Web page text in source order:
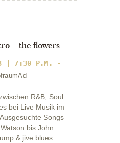
– the flowers​
| 7:30 P.M. -
R&B, Soul
bei Live Musik im
Songs
bis John
& jive blues.